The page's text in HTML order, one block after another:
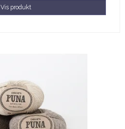
Vis produkt